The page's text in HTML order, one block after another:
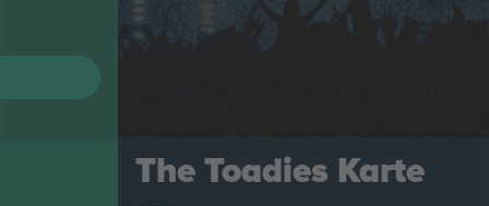
The ToadiesKarte